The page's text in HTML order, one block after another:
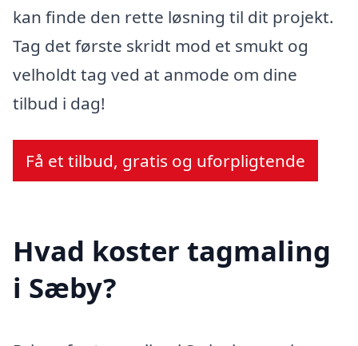
kan finde den rette løsning til dit projekt.
Tag det første skridt mod et smukt og
velholdt tag ved at anmode om dine
tilbud i dag!
Få et tilbud, gratis og uforpligtende
Hvad koster tagmaling
i Sæby?